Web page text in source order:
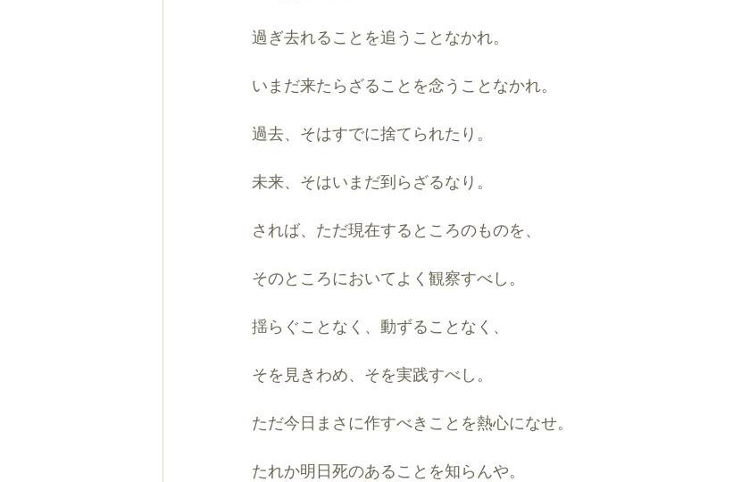
過ぎ去れることを追うことなかれ。
いまだ来たらざることを念うことなかれ。
過去、そはすでに捨てられたり。
未来、そはいまだ到らざるなり。
されば、ただ現在するところのものを、
そのところにおいてよく観察すべし。
揺らぐことなく、動ずることなく、
そを見きわめ、そを実践すべし。
ただ今日まさに作すべきことを熱心になせ。
たれか明日死のあることを知らんや。